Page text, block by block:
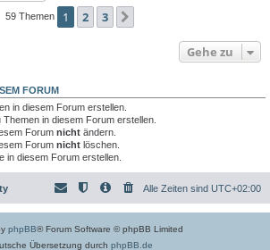
59 Themen 1 2 3
Gehe zu
FORUM
in diesem Forum erstellen.
in diesem Forum erstellen.
Forum nicht ändern.
Forum nicht löschen.
in diesem Forum erstellen.
Alle Zeiten sind UTC+02:00
phpBB® Forum Software © phpBB Limited
Übersetzung durch phpBB.de